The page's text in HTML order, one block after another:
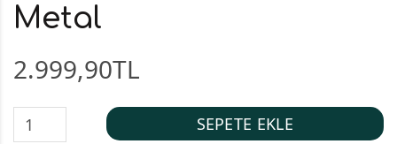
Metal
2.999,90TL
SEPETE EKLE